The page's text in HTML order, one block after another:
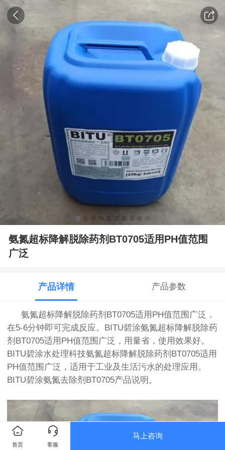
氨氮超标降解脱除药剂BT0705适用PH值范围
广泛
产品详情 产品参数
氨氮超标降解脱除药剂BT0705适用PH值范围广泛，
在5-6分钟即可完成反应。
BITU碧涂氨氮超标降解脱除药
剂BT0705适用PH值范围广泛，用量省，使用效果好。
BITU碧涂水处理科技氨氮超标降解脱除药剂BT0705适用
PH值范围广泛，适用于工业及生活污水的处理应用。
BITU碧涂氨氮去除剂BT0705产品说明。
首页 客服
马上咨询